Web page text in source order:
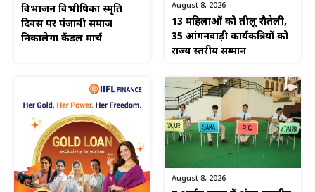
विभाजन विभीषिका स्मृति
दिवस पर पंजाबी समाज
निकालेगा कैंडल मार्च
August 8, 2026
13 महिलाओं को तीलू रौतेली,
35 आंगनवाड़ी कार्यकत्रियों को
राज्य स्तरीय सम्मान
August 8, 2026